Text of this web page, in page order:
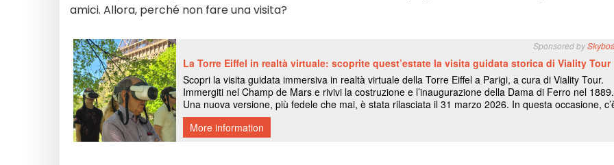
amici. Allora, perché non fare una visita?